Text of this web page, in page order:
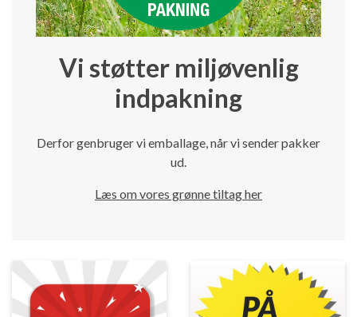
Vi støtter miljøvenlig
indpakning
Derfor genbruger vi emballage, når vi sender pakker
ud.
Læs om vores grønne tiltag her